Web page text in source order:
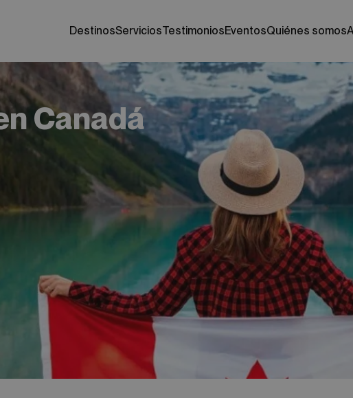
destinos servicios testimonios eventos quiénes somos
Canadá